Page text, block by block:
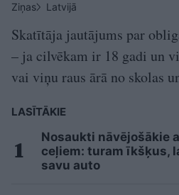
Ziņas
Latvijā
Skatītāja jautājums par
– ja cilvēkam ir 18 gadi un
vai viņu raus ārā no skolas
LASĪTĀKIE
Nosaukti nāvējošākie
ceļiem: turam īkšķus,
savu auto